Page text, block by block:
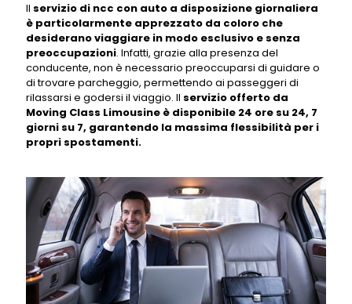
Il servizio di ncc con auto a disposizione giornaliera
è particolarmente apprezzato da coloro che
desiderano viaggiare in modo esclusivo e senza
preoccupazioni. Infatti, grazie alla presenza del
conducente, non è necessario preoccuparsi di guidare o
di trovare parcheggio, permettendo ai passeggeri di
rilassarsi e godersi il viaggio. Il servizio offerto da
Moving Class Limousine è disponibile 24 ore su 24, 7
giorni su 7, garantendo la massima flessibilità per i
propri spostamenti.